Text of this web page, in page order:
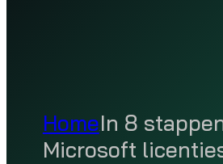
HomeIn 8
Microsoft licenties